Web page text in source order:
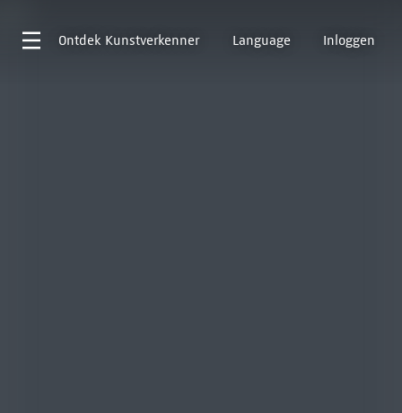
Ontdek Kunstverkenner Language Inloggen